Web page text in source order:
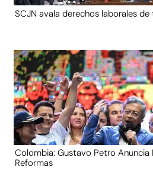
SCJN avala derechos laborales
Colombia: Gustavo Petro Anuncia
Reformas